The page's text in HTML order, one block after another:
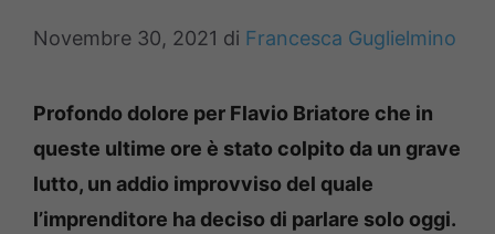
Novembre 30, 2021 di Francesca Guglielmino
Profondo dolore per Flavio Briatore che in
queste ultime ore è stato colpito da un grave
lutto, un addio improvviso del quale
l’imprenditore ha deciso di parlare solo oggi.